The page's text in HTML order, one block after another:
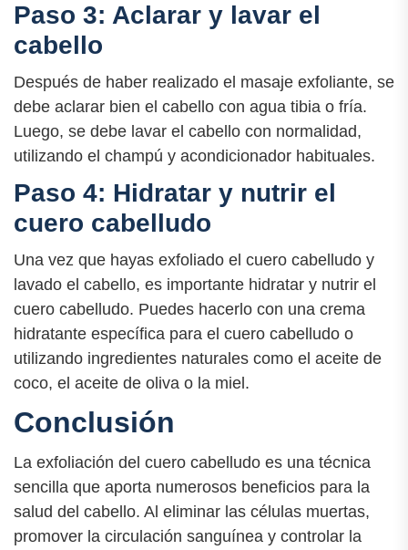
Paso 3: Aclarar y lavar el
cabello
Después de haber realizado el masaje exfoliante, se
debe aclarar bien el cabello con agua tibia o fría.
Luego, se debe lavar el cabello con normalidad,
utilizando el champú y acondicionador habituales.
Paso 4: Hidratar y nutrir el
cuero cabelludo
Una vez que hayas exfoliado el cuero cabelludo y
lavado el cabello, es importante hidratar y nutrir el
cuero cabelludo. Puedes hacerlo con una crema
hidratante específica para el cuero cabelludo o
utilizando ingredientes naturales como el aceite de
coco, el aceite de oliva o la miel.
Conclusión
La exfoliación del cuero cabelludo es una técnica
sencilla que aporta numerosos beneficios para la
salud del cabello. Al eliminar las células muertas,
promover la circulación sanguínea y controlar la